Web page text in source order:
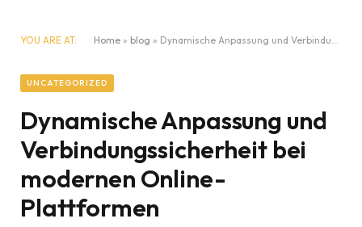
YOU ARE AT: Home » blog » Dynamische Anpassung und Verbindungssicherheit bei modernen Online-Plattformen
UNCATEGORIZED
Dynamische Anpassung und
Verbindungssicherheit bei
modernen Online-
Plattformen